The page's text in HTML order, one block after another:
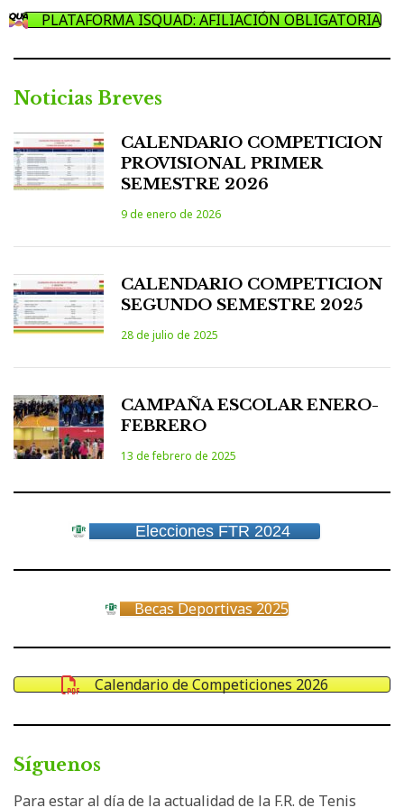
PLATAFORMA ISQUAD: AFILIACIÓN OBLIGATORIA
Noticias Breves
CALENDARIO COMPETICION
PROVISIONAL PRIMER
SEMESTRE 2026
9 de enero de 2026
CALENDARIO COMPETICION
SEGUNDO SEMESTRE 2025
28 de julio de 2025
CAMPAÑA ESCOLAR ENERO-
FEBRERO
13 de febrero de 2025
Elecciones FTR 2024
Becas Deportivas 2025
Calendario de Competiciones 2026
Síguenos
Para estar al día de la actualidad de la F.R. de Tenis